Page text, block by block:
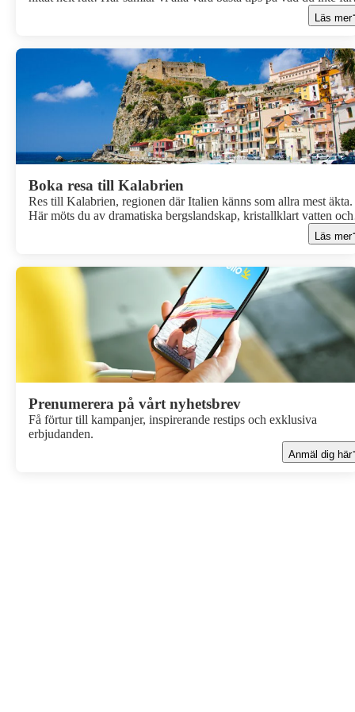
Läs mer
Boka resa till Kalabrien
Res till Kalabrien, regionen där Italien känns som allra mest äkta.
Här möts du av dramatiska bergslandskap, kristallklart vatten och
små färgstarka städer som bjuder på genuint vardagsliv och stora
upplevelser. Här går dagarna lite långsammare, kvällarna känns
ny vy som får dig att stanna upp.
Läs mer
Prenumerera på vårt nyhetsbrev
Få förtur till kampanjer, inspirerande restips och exklusiva
erbjudanden.
Anmäl dig här